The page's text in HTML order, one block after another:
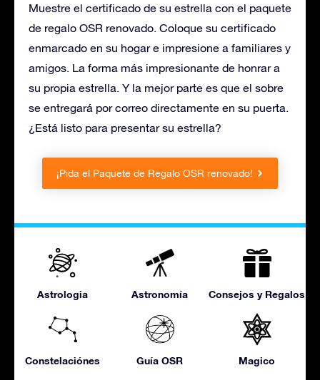
Muestre el certificado de su estrella con el paquete
de regalo OSR renovado. Coloque su certificado
enmarcado en su hogar e impresione a familiares y
amigos. La forma más impresionante de honrar a
su propia estrella. Y la mejor parte es que el sobre
se entregará por correo directamente en su puerta.
¿Está listo para presentar su estrella?
¡Pida el Paquete de Regalo OSR renovado!
Astrologia Astronomía Consejos y Regalos
Constelaciónes Guía OSR Magico